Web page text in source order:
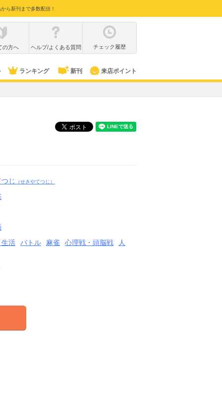
ら新刊まで多数配信！
の方へ ヘルプ/よくある質問 チェック履歴
ランキング 新刊 来店ポイント
じ （せきやてつじ）
生活
バトル 麻雀 心理戦・頭脳戦 人